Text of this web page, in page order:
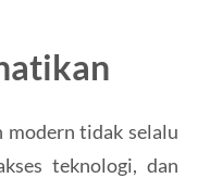
modern tidak selalu
teknologi, dan